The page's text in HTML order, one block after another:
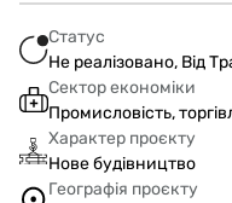
Статус
Не реалізовано, Від
Сектор економіки
Промисловість,
Характер проєкту
Нове будівництво
Географія проєкту